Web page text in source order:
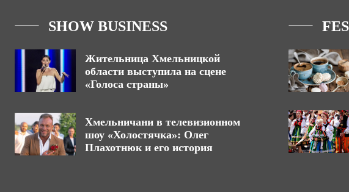
SHOW BUSINESS
Жительница Хмельницкой
области выступила на сцене
«Голоса страны»
Хмельничани в телевизионном
шоу «Холостячка»: Олег
Плахотнюк и его история